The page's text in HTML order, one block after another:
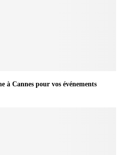
à Cannes pour vos événements